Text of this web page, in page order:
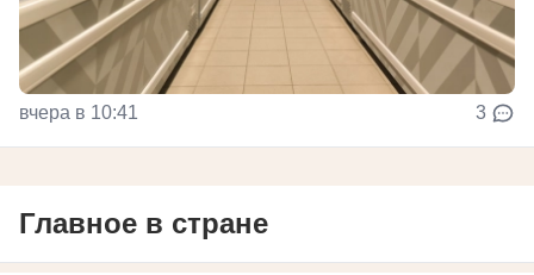
вчера в 10:41 3
Главное в стране